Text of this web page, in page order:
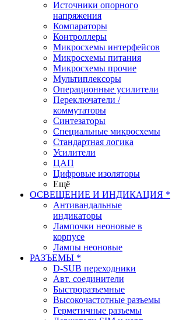
Источники опорного
напряжения
Компараторы
Контроллеры
Микросхемы интерфейсов
Микросхемы питания
Микросхемы прочие
Мультиплексоры
Операционные усилители
Переключатели /
коммутаторы
Синтезаторы
Специальные микросхемы
Стандартная логика
Усилители
ЦАП
Цифровые изоляторы
Ещё
ОСВЕЩЕНИЕ И ИНДИКАЦИЯ *
Антивандальные
индикаторы
Лампочки неоновые в
корпусе
Лампы неоновые
РАЗЪЕМЫ *
D-SUB переходники
Авт. соединители
Быстроразъемные
Высокочастотные разъемы
Герметичные разъемы